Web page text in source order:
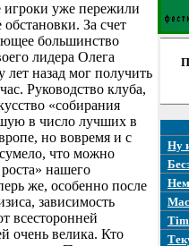
игроки уже пережили
За счет
большинство
лидера Олега
лет назад мог получить
Руководство клуба,
«собирания
в число лучших в
но вовремя и с
что можно
нашего
же, особенно после
зависимость
всесторонней
очень велика. Кто
Ну